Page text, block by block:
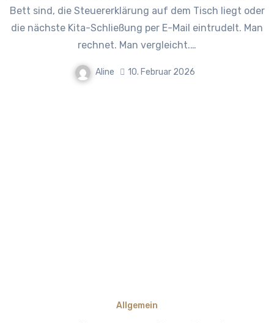
Bett sind, die Steuererklärung auf dem Tisch liegt oder
die nächste Kita-Schließung per E-Mail eintrudelt. Man
rechnet. Man vergleicht.…
Aline 10. Februar 2026
Allgemein